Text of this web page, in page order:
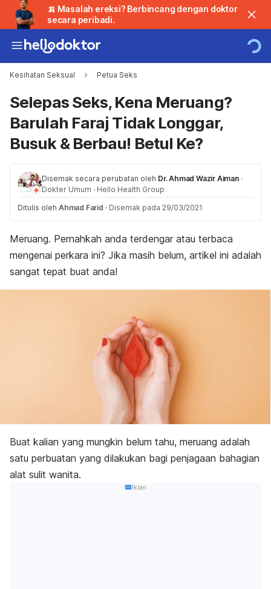
🍌 Masalah ereksi? Berbincang dengan doktor
secara peribadi.
Kesihatan Seksual Petua Seks
Selepas Seks, Kena Meruang?
Barulah Faraj Tidak Longgar,
Busuk & Berbau! Betul Ke?
Disemak secara perubatan oleh Dr. Ahmad Wazir Aiman ·
Dokter Umum · Hello Health Group
Ditulis oleh Ahmad Farid · Disemak pada 29/03/2021
Meruang. Pernahkah anda terdengar atau terbaca
mengenai perkara ini? Jika masih belum, artikel ini adalah
sangat tepat buat anda!
Buat kalian yang mungkin belum tahu, meruang adalah
satu perbuatan yang dilakukan bagi penjagaan bahagian
alat sulit wanita.
Iklan